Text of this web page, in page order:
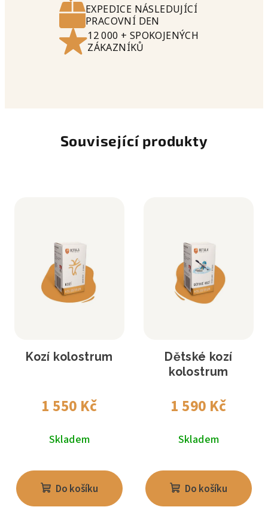
EXPEDICE NÁSLEDUJÍCÍ
PRACOVNÍ DEN
12 000 + SPOKOJENÝCH
ZÁKAZNÍKŮ
Související produkty
Kozí kolostrum
1 550 Kč
Skladem
Do košíku
Dětské kozí
kolostrum
1 590 Kč
Skladem
Do košíku